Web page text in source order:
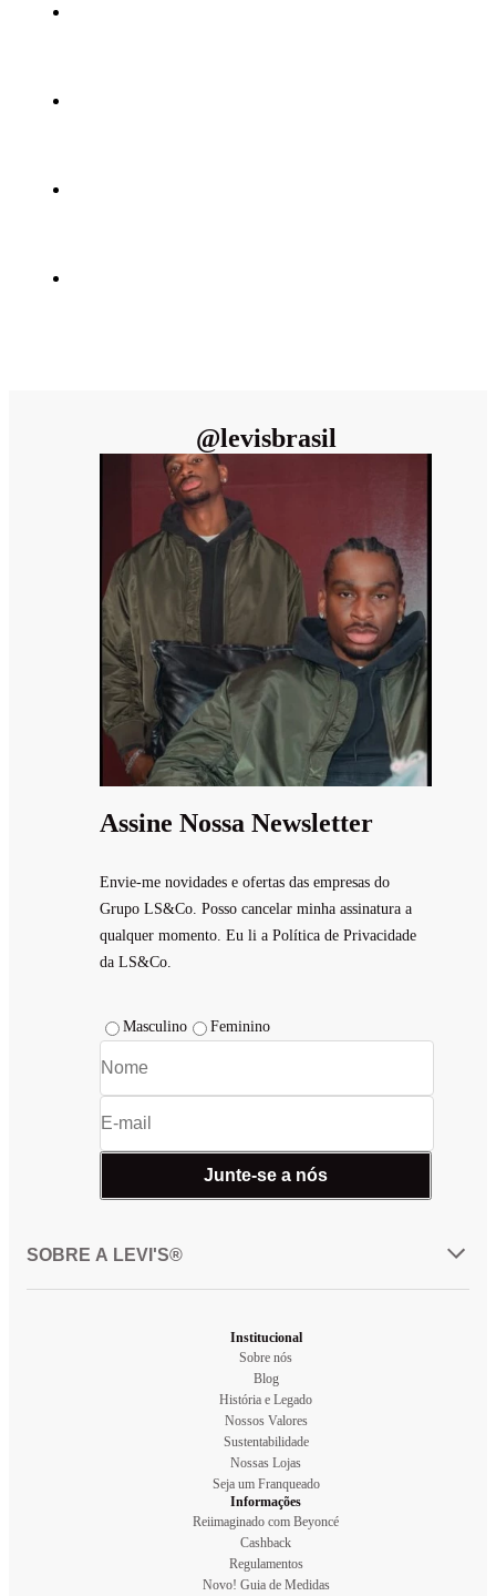
@levisbrasil
Assine Nossa Newsletter
Envie-me novidades e ofertas das empresas do
Grupo LS&Co. Posso cancelar minha assinatura a
qualquer momento. Eu li a Política de Privacidade
da LS&Co.
Masculino Feminino
Junte-se a nós
SOBRE A LEVI'S®
Institucional
Sobre nós
Blog
História e Legado
Nossos Valores
Sustentabilidade
Nossas Lojas
Seja um Franqueado
Informações
Reiimaginado com Beyoncé
Cashback
Regulamentos
Novo! Guia de Medidas